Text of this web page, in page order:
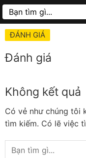
Chuyển
đến
nội
dung
Tìm
kiếm:
ĐÁNH GIÁ
Đánh giá
Không kết quả
Có vẻ như chúng tôi
tìm kiếm. Có lẽ việc